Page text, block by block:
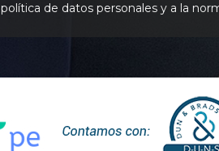
política de datos personales y a la